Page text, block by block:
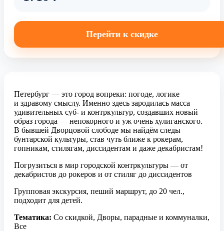
Перейти к скидке
Петербург — это город вопреки: погоде, логике
и здравому смыслу. Именно здесь зародилась масса
удивительных суб- и контркультур, создавших новый
образ города — непокорного и уж очень хулиганского.
В бывшей Дворцовой слободе мы найдём следы
бунтарской культуры, став чуть ближе к рокерам,
гопникам, стилягам, диссидентам и даже декабристам!
Погрузиться в мир городской контркультуры — от
декабристов до рокеров и от стиляг до диссидентов
Групповая экскурсия, пеший маршрут, до 20 чел.,
подходит для детей.
Тематика: Со скидкой, Дворы, парадные и коммуналки,
Все